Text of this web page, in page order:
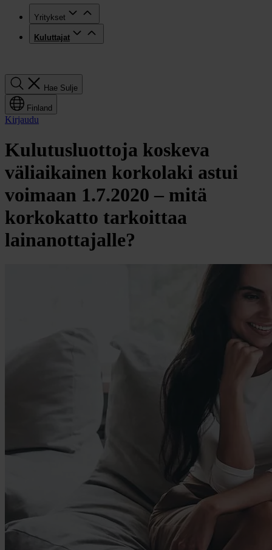
Yritykset
Kuluttajat
Hae Sulje
Finland
Kirjaudu
Kulutusluottoja koskeva
väliaikainen korkolaki astui
voimaan 1.7.2020 – mitä
korkokatto tarkoittaa
lainanottajalle?